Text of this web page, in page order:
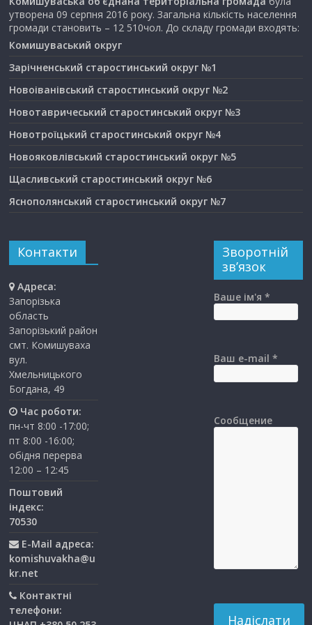
утворена 09 серпня 2016 року. Загальна кількість населення
громади становить – 12 510чол. До складу громади входять:
Комишуваський округ
Зарічненський старостинський округ №1
Новоіванівський старостинський округ №2
Новотавричеський старостинський округ №3
Новотроїцький старостинський округ №4
Новояковлівський старостинський округ №5
Щасливський старостинський округ №6
Яснополянський старостинський округ №7
Контакти
Адреса:
Запорізька
область
Запорізький район
смт. Комишуваха
вул.
Хмельницького
Богдана, 49
Час роботи:
пн-чт 8:00 -17:00;
пт 8:00 -16:00;
обідня перерва
12:00 – 12:45
Поштовий
індекс:
70530
E-Mail адреса:
komishuvakha@u
kr.net
Контактні
телефони:
Зворотній
зв’язок
Ваше ім'я *
Ваш e-mail *
Сообщение